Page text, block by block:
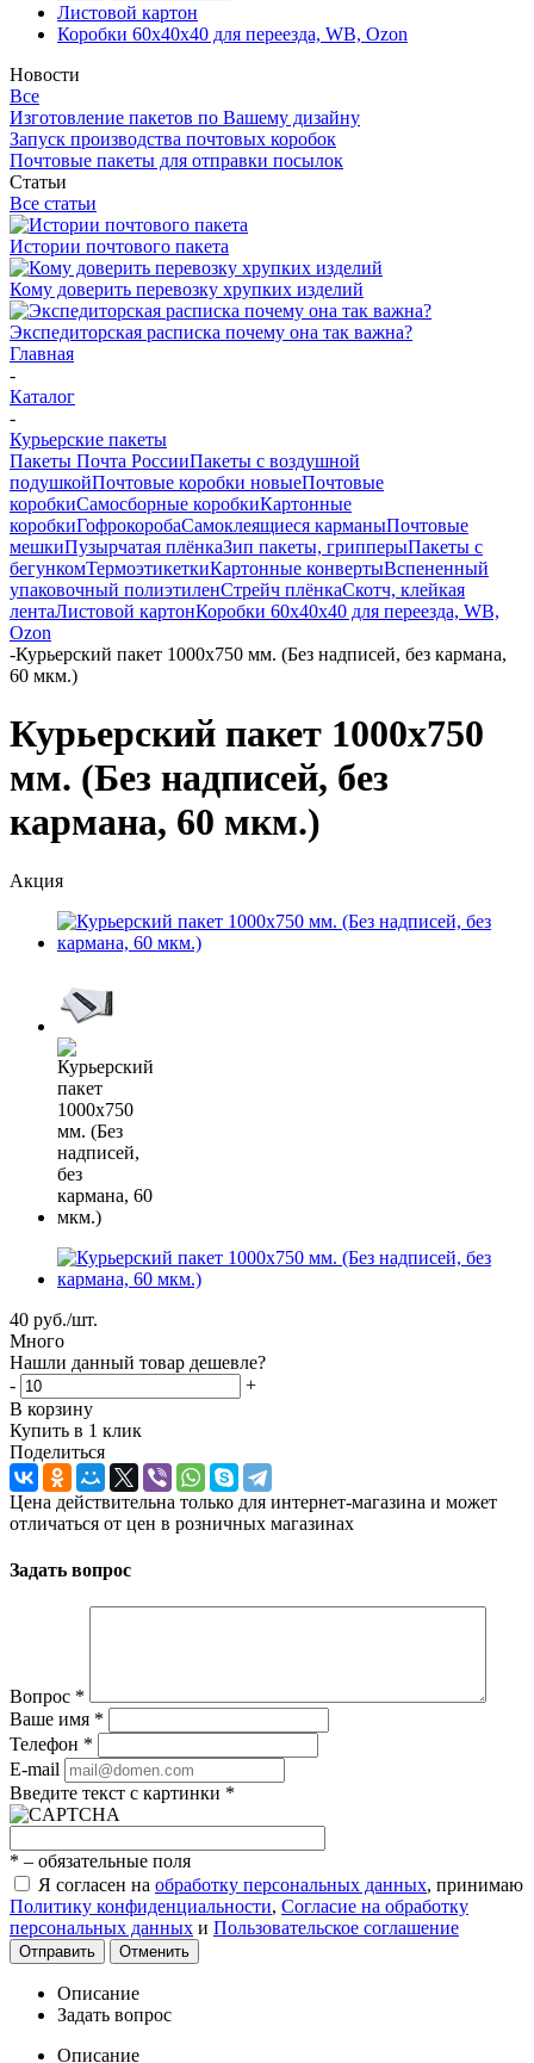
Листовой картон
Коробки 60х40х40 для переезда, WB, Ozon
Новости
Все
Изготовление пакетов по Вашему дизайну
Запуск производства почтовых коробок
Почтовые пакеты для отправки посылок
Статьи
Все статьи
Истории почтового пакета
Кому доверить перевозку хрупких изделий
Экспедиторская расписка почему она так важна?
Главная
-
Каталог
-
Курьерские пакеты
Пакеты Почта РоссииПакеты с воздушной
подушкойПочтовые коробки новыеПочтовые
коробкиСамосборные коробкиКартонные
коробкиГофрокоробаСамоклеящиеся карманыПочтовые
мешкиПузырчатая плёнкаЗип пакеты, грипперыПакеты с
бегункомТермоэтикеткиКартонные конвертыВспененный
упаковочный полиэтиленСтрейч плёнкаСкотч, клейкая
лентаЛистовой картонКоробки 60х40х40 для переезда, WB,
Ozon
-Курьерский пакет 1000х750 мм. (Без надписей, без кармана,
60 мкм.)
Курьерский пакет 1000х750
мм. (Без надписей, без
кармана, 60 мкм.)
Акция
40 руб./шт.
Много
Нашли данный товар дешевле?
-
+
В корзину
Купить в 1 клик
Поделиться
Цена действительна только для интернет-магазина и может
отличаться от цен в розничных магазинах
Задать вопрос
Вопрос *
Ваше имя *
Телефон *
E-mail
Введите текст с картинки *
* – обязательные поля
Я согласен на обработку персональных данных, принимаю
Политику конфиденциальности, Согласие на обработку
персональных данных и Пользовательское соглашение
Отправить Отменить
Описание
Задать вопрос
Описание